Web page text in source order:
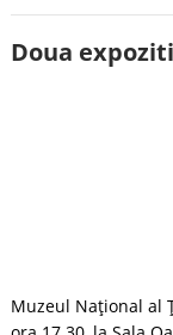
Doua
Muzeul Naţional al